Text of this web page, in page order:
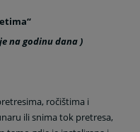
predmetima“
na godinu dana )
ročištima i
ili snima tok pretresa,